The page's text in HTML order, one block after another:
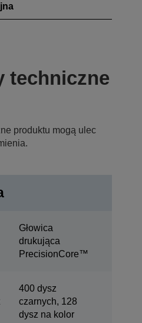
techniczne
produktu mogą ulec
Głowica
drukująca
PrecisionCore™
400 dysz
czarnych, 128
dysz na kolor